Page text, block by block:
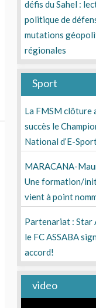
défis du Sahel :
politique de
mutations
régionales
Sport
La FMSM clôture
succès le
National d’E-
MARACANA-
Une formation/
vient à point
Partenariat : Star
le FC ASSABA
accord!
video